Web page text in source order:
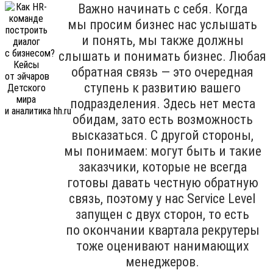
Важно начинать с себя. Когда
мы просим бизнес нас услышать
и понять, мы также должны
слышать и понимать бизнес. Любая
обратная связь — это очередная
ступень к развитию вашего
подразделения. Здесь нет места
обидам, зато есть возможность
высказаться. С другой стороны,
мы понимаем: могут быть и такие
заказчики, которые не всегда
готовы давать честную обратную
связь, поэтому у нас Service Level
запущен с двух сторон, то есть
по окончании квартала рекрутеры
тоже оценивают нанимающих
менеджеров.